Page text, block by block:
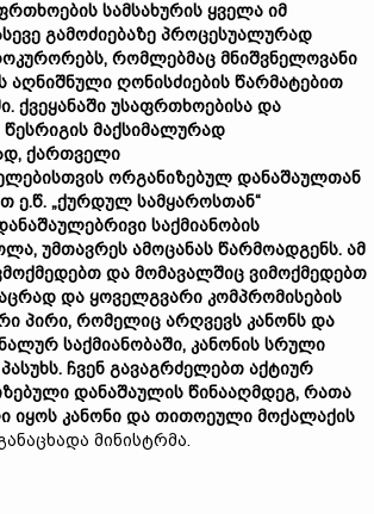
სამსახურის ყველა იმ
გამოძიებაზე პროცესუალურად
რომლებმაც მნიშვნელოვანი
აღნიშნული ღონისძიების წარმატებით
ქვეყანაში უსაფრთხოებისა და
მაქსიმალურად
ქართველი
ორგანიზებულ დანაშაულთან
ე.წ. „ქურდულ სამყაროსთან“
საქმიანობის
უმთავრეს ამოცანას წარმოადგენს. ამ
და მომავალშიც ვიმოქმედებთ
და ყოველგვარი კომპრომისების
პირი, რომელიც არღვევს კანონს და
საქმიანობაში, კანონის სრული
ჩვენ გავაგრძელებთ აქტიურ
დანაშაულის წინააღმდეგ, რათა
იყოს კანონი და თითოეული მოქალაქის
მინისტრმა.